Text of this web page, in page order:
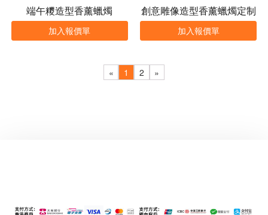
端午糭造型香薰蠟燭
加入報價單
創意雕像造型香薰蠟燭定制
加入報價單
« 1 2 »